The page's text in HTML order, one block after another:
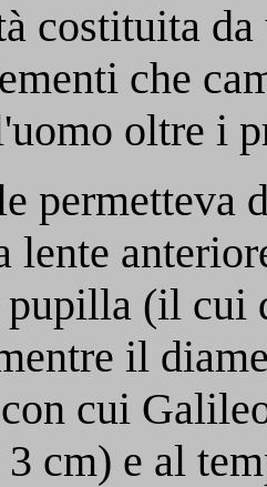
costituita
che
oltre i
permetteva
lente
pupilla (il cui
il
cui
cm) e al